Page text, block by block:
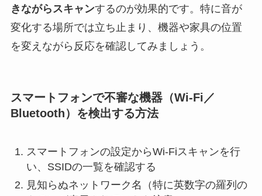
きながらスキャンするのが効果的です。特に音が
変化する場所では立ち止まり、機器や家具の位置
を変えながら反応を確認してみましょう。
スマートフォンで不審な機器（Wi‑Fi／
Bluetooth）を検出する方法
スマートフォンの設定からWi-Fiスキャンを行
い、SSIDの一覧を確認する
見知らぬネットワーク名（特に英数字の羅列の